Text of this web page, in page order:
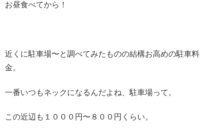
お昼食べてから！
近くに駐車場〜と調べてみたものの結構お高めの駐車料
金。
一番いつもネックになるんだよね、駐車場って。
この近辺も１０００円〜８００円くらい。